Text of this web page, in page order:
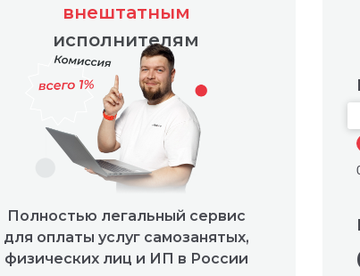
внештатным
исполнителям
Полностью легальный сервис
для оплаты услуг самозанятых,
физических лиц и ИП в России